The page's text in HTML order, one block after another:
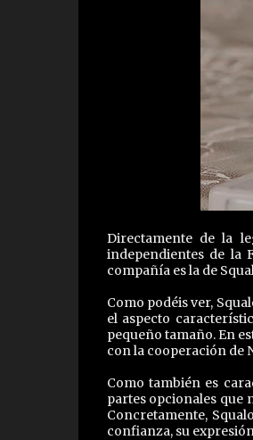
Directamente de la
independientes de la
compañía es la de
Como podéis ver,
el aspecto
pequeño tamaño. En
con la cooperación de
Como también es
partes opcionales que
Concretamente,
confianza, su